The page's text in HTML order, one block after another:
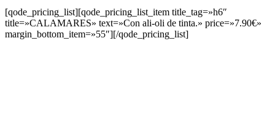
[qode_pricing_list][qode_pricing_list_item title_tag=»h6″
title=»CALAMARES» text=»Con ali-oli de tinta.» price=»7.90€»
margin_bottom_item=»55″][/qode_pricing_list]